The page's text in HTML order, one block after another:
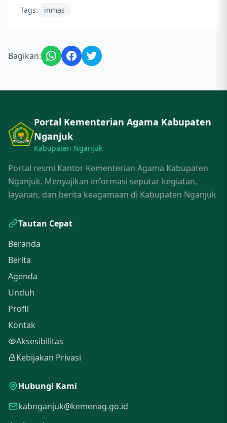
Tags: inmas
Bagikan:
Portal Kementerian Agama Kabupaten
Nganjuk
Kabupaten Nganjuk
Portal resmi Kantor Kementerian Agama Kabupaten
Nganjuk. Menyajikan informasi seputar kegiatan,
layanan, dan berita keagamaan di Kabupaten Nganjuk
Tautan Cepat
Beranda
Berita
Agenda
Unduh
Profil
Kontak
Aksesibilitas
Kebijakan Privasi
Hubungi Kami
kabnganjuk@kemenag.go.id